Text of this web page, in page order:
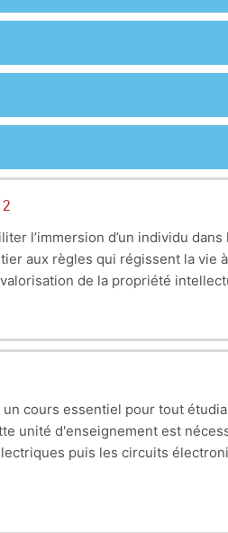
l’immersion d’un individu
aux règles qui régissent la
de la propriété
cours essentiel pour tout
unité d'enseignement est
puis les circuits